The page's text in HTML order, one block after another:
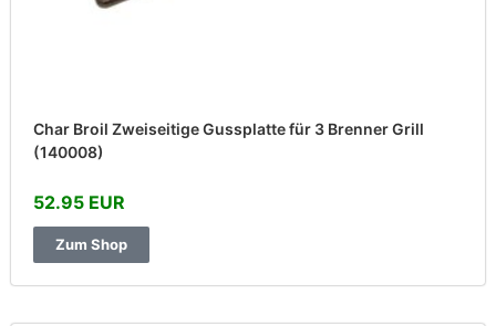
Char Broil Zweiseitige Gussplatte für 3 Brenner Grill
(140008)
52.95 EUR
Zum Shop